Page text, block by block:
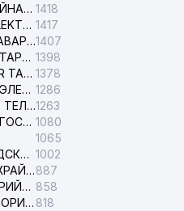
УЧТЕПИНСКАЯ АВАРИЙНАЯ СЛУЖБА ЭЛЕКТРОСЕТИ 1418
TOSHKENT SHAHAR ELEKTR TARMOQLARI KORXONASI АО 1417
ШАЙХАНТАХУРСКАЯ АВАРИЙНАЯ СЛУЖБА ЭЛЕКТРОСЕТИ1407
САМАРКАНД ЭЛЕКТР ТАРМОКЛАРИ АО 1398
SURHONDARYO ELEKTR TARMOKLARI АО 1378
АВАРИЙНАЯ СЛУЖБА ЭЛЕКТРОСЕТИ ТАШКЕНТСКОГО РАЙОНА 1286
СПРАВОЧНОЕ БЮРО О ТЕЛЕФОНАХ ОРГАНИЗАЦИЙ г. ТАШКЕНТА1263
ТЕЛЕФОНЫ ДОВЕРИЯ ГОСУДАРСТВЕННОГО ЦЕНТРА ТЕСТИРОВАНИЯ 1080
1065
ТАШКЕНТСКИЙ ГОРОДСКОЙ СУД ПО ГРАЖДАНСКИМ ДЕЛАМ 1002
ЯККАСАРАЙСКИЙ МЕЖРАЙОННЫЙ СУД ПО ГРАЖДАНСКИМ ДЕЛАМ887
ЮНУСАБАДСКАЯ АВАРИЙНАЯ СЛУЖБА ЭЛЕКТРОСЕТИ 858
НАВОИЙСКОЕ ТЕРРИТОРИАЛЬНОЕ ПРЕДПРИЯТИЕ ЭЛЕКТРОСЕТИ АО 818